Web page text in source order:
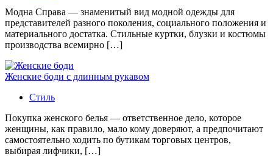
Модна Справа — знаменитый вид модной одежды для
представителей разного поколения, социального положения и
материального достатка. Стильные куртки, блузки и костюмы
производства всемирно […]
Женские боди с длинным рукавом
Стиль
Покупка женского белья — ответственное дело, которое
женщины, как правило, мало кому доверяют, а предпочитают
самостоятельно ходить по бутикам торговых центров,
выбирая лифчики, […]